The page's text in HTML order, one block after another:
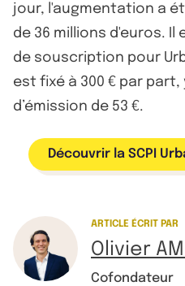
jour, l'augmentation a
de 36 millions d'euros.
de souscription pour
est fixé à 300 € par
d’émission de 53 €.
Découvrir la SCPI
ARTICLE ÉCRIT PAR
Olivier
Cofondateur